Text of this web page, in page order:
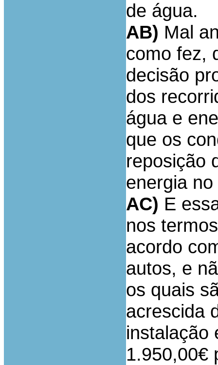
de água.
AB) Mal
como fez,
decisão
dos
água e
que os
reposição
energia
AC) E
nos
acordo
autos, e
os quais
acrescida
instalação
1.950,00€